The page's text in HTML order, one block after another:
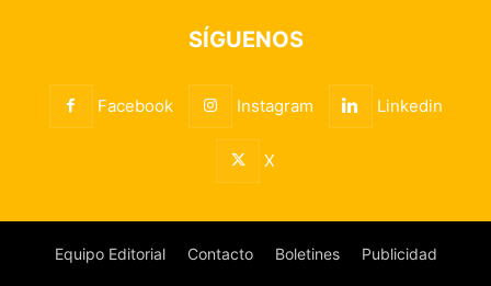
SÍGUENOS
Facebook Instagram Linkedin
X
Equipo Editorial Contacto Boletines Publicidad